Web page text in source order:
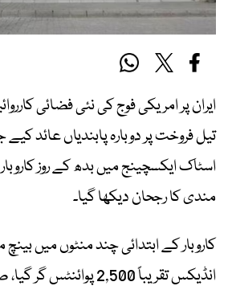
ایران پر امریکی فوج کی نئی فضائی
تیل فروخت پر دوبارہ پابندیاں عائد
اسٹاک ایکسچینج میں بدھ کے روز
مندی کا رجحان دیکھا گیا۔